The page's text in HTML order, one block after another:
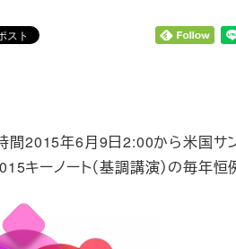
2015年6月9日2:00から米国サ
キーノート（基調講演）の毎年恒